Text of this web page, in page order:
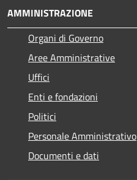
AMMINISTRAZIONE
Organi di Governo
Aree Amministrative
Uffici
Enti e fondazioni
Politici
Personale Amministrativo
Documenti e dati